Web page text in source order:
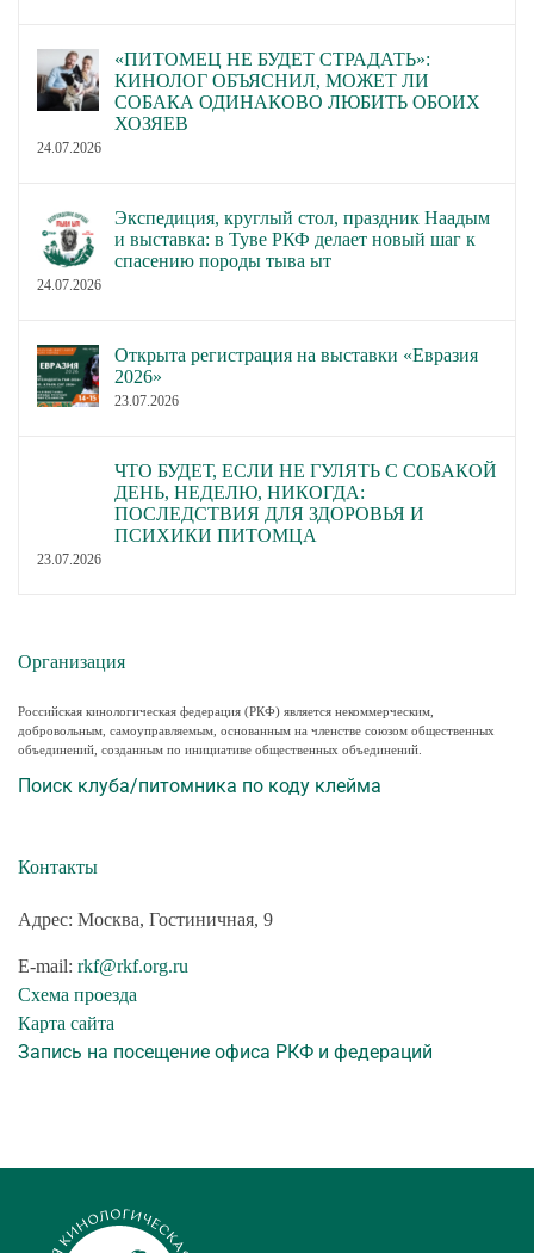
«ПИТОМЕЦ НЕ БУДЕТ СТРАДАТЬ»:
КИНОЛОГ ОБЪЯСНИЛ, МОЖЕТ ЛИ
СОБАКА ОДИНАКОВО ЛЮБИТЬ ОБОИХ
ХОЗЯЕВ
24.07.2026
Экспедиция, круглый стол, праздник Наадым
и выставка: в Туве РКФ делает новый шаг к
спасению породы тыва ыт
24.07.2026
Открыта регистрация на выставки «Евразия
2026»
23.07.2026
ЧТО БУДЕТ, ЕСЛИ НЕ ГУЛЯТЬ С СОБАКОЙ
ДЕНЬ, НЕДЕЛЮ, НИКОГДА:
ПОСЛЕДСТВИЯ ДЛЯ ЗДОРОВЬЯ И
ПСИХИКИ ПИТОМЦА
23.07.2026
Организация
Российская кинологическая федерация (РКФ) является некоммерческим,
добровольным, самоуправляемым, основанным на членстве союзом общественных
объединений, созданным по инициативе общественных объединений.
Поиск клуба/питомника по коду клейма
Контакты
Адрес: Москва, Гостиничная, 9
E-mail: rkf@rkf.org.ru
Схема проезда
Карта сайта
Запись на посещение офиса РКФ и федераций